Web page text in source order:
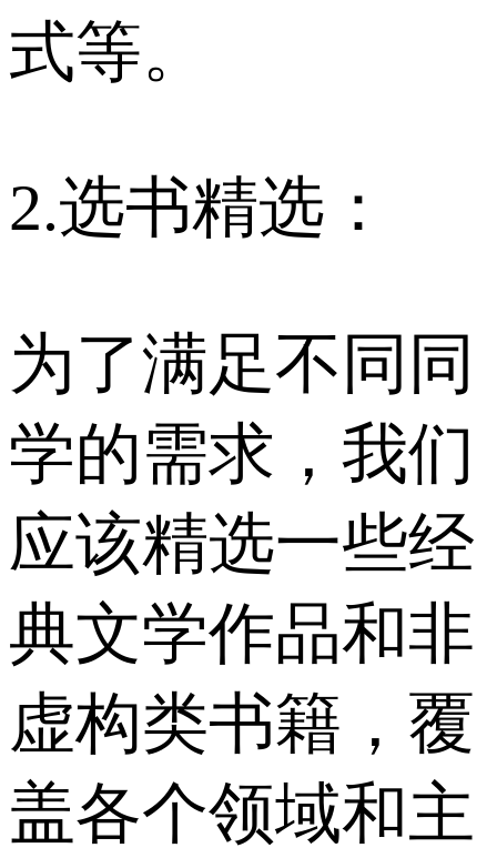
式等。
2.选书精选：
为了满足不同同
学的需求，我们
应该精选一些经
典文学作品和非
虚构类书籍，覆
盖各个领域和主